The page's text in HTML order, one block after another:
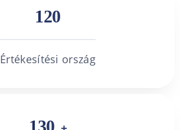
120
Értékesítési ország
130